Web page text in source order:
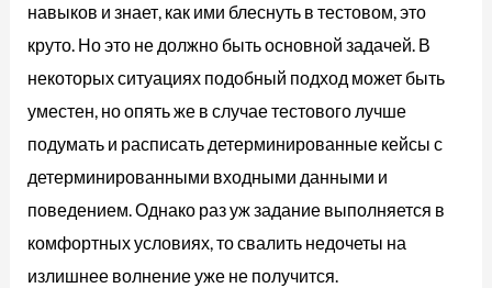
навыков и знает, как ими блеснуть в тестовом, это
круто. Но это не должно быть основной задачей. В
некоторых ситуациях подобный подход может быть
уместен, но опять же в случае тестового лучше
подумать и расписать детерминированные кейсы с
детерминированными входными данными и
поведением. Однако раз уж задание выполняется в
комфортных условиях, то свалить недочеты на
излишнее волнение уже не получится.